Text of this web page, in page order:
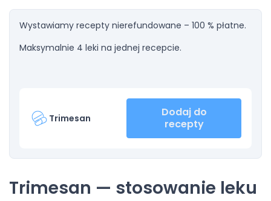
Wystawiamy recepty nierefundowane – 100 % płatne.
Maksymalnie 4 leki na jednej recepcie.
Trimesan
Dodaj do
recepty
Trimesan — stosowanie leku